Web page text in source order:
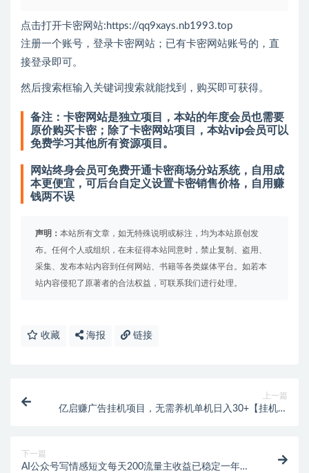
点击打开卡密网站: https://qq9xays.nb1993.top
注册一个账号，登录卡密网站；已有卡密网站账号的，直
接登录即可。
然后搜索框输入关键词搜索就能找到，购买即可获得。
备注：卡密网站是独立项目，本站的年度会员也需要
原价购买卡密；除了卡密网站项目，本站vip会员可以
免费学习其他所有资源项目。
网站终身会员可免费开通卡密商场分站系统，自用成
本更便宜，可后台自定义设置卡密销售价格，自用赚
钱两不误
声明： 本站所有文章，如无特殊说明或标注，均为本站原创发
布。任何个人或组织，在未征得本站同意时，禁止复制、盗用、
采集、发布本站内容到任何网站、书籍等各类媒体平台。如若本
站内容侵犯了原著者的合法权益，可联系我们进行处理。
收藏 海报 链接
上一篇
亿启赚广告挂机项目，无需养机单机日入30+【挂机脚
下一篇
AI公众号写情感短文每天200流量主收益已稳定一年之